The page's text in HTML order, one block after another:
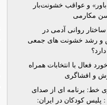
و عواقب خشونت‌بار
مکارمی
ساختار روانی آدمی در
و رشد خشونت های جمعی
فعال با انتخابات همراه
و افشاگری
خط: برنامه ای از صدای
: پلیس کودکان در ایران: